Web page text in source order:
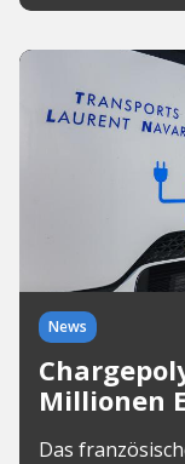
News
Millionen
Das